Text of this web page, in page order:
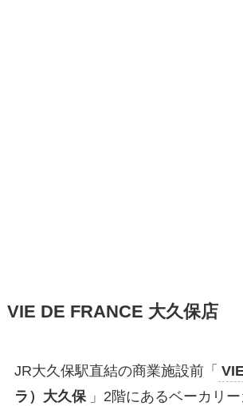
VIE DE FRANCE 大久保店
JR大久保駅直結の商業施設前「
ラ）大久保 」2階にあるベーカリー